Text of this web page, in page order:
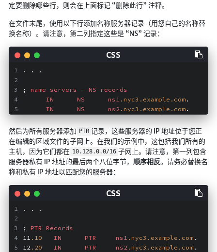
定要删除哪些行，则会在上面标记 “删除此行” 注释。
在文件末尾，使用以下行添加名称服务器记录（用您自己的名称替
换名称）。请注意，第二列指定这些是 “NS” 记录：
. . .
; name servers - NS
records
IN
NS ns1 .nyc3 .example .com.
IN
NS ns2 .nyc3 .example .com.
然后为所有服务器添加 PTR 记录，这些服务器的 IP 地址位于您正
在编辑的区域文件的子网上。在我们的示例中，这包括我们所有的
主机，因为它们都在 10.128.0.0/16 子网上。请注意，第一列包含
服务器私有 IP 地址的最后两个八位字节， 顺序相反。请务必替换名
称和私有 IP 地址以匹配您的服务器：
. . .
; PTR
Records
11 .10 IN PTR ns1 .nyc3 .example .com.    ;
12 .20 IN PTR ns2 .nyc3 .example .com.    ;